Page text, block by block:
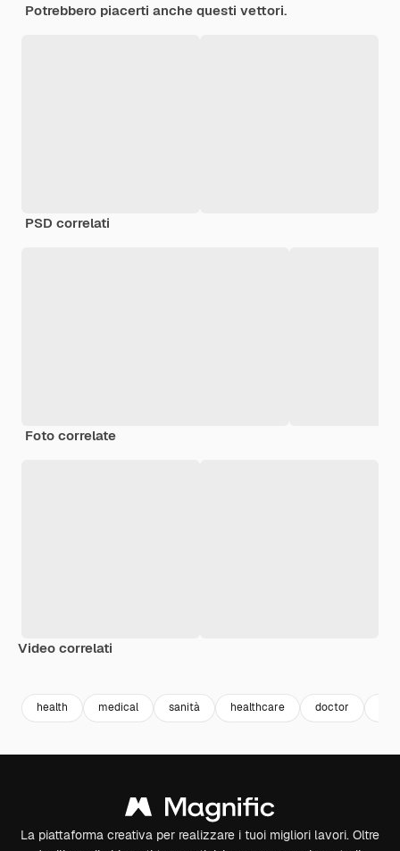
Potrebbero piacerti anche questi vettori.
PSD correlati
Foto correlate
Video correlati
health medical sanità healthcare doctor
La piattaforma creativa per realizzare i tuoi migliori lavori. Oltre